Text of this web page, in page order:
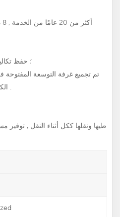
3 ؛ حفظ
تم تجميع غرفة التوسعة المفتوحة
الكشف عنها بعد شحنها إلى الوجهة .